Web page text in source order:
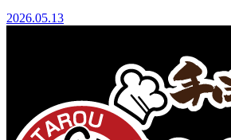
2026.05.13